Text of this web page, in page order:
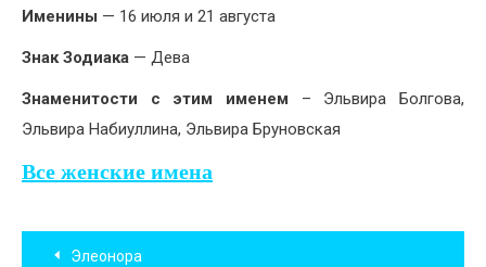
Именины — 16 июля и 21 августа
Знак Зодиака — Дева
Знаменитости с этим именем – Эльвира Болгова,
Эльвира Набиуллина, Эльвира Бруновская
Все женские имена
Навигация
Элеонора